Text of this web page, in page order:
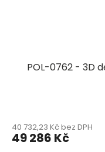
POL-0762 - 3D
40 732,23 Kč bez DPH
49 286 Kč